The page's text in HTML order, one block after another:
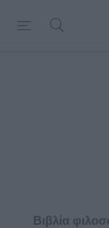
Βιβλία